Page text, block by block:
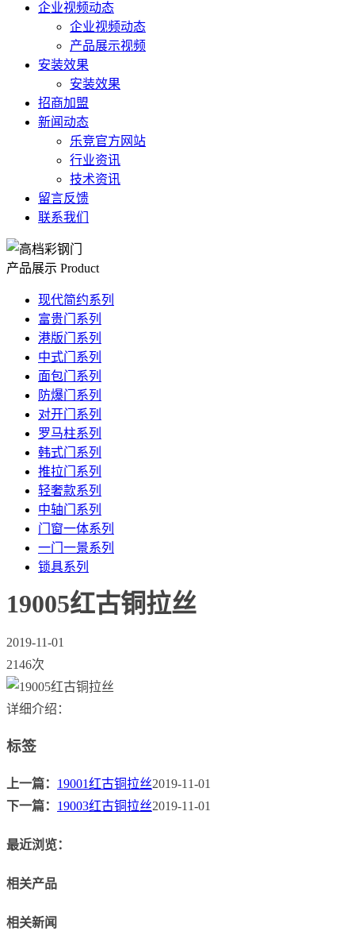
企业视频动态
企业视频动态
产品展示视频
安装效果
安装效果
招商加盟
新闻动态
乐竞官方网站
行业资讯
技术资讯
留言反馈
联系我们
产品展示 Product
现代简约系列
富贵门系列
港版门系列
中式门系列
面包门系列
防爆门系列
对开门系列
罗马柱系列
韩式门系列
推拉门系列
轻奢款系列
中轴门系列
门窗一体系列
一门一景系列
锁具系列
19005红古铜拉丝
2019-11-01
2146次
详细介绍：
标签
上一篇： 19001红古铜拉丝2019-11-01
下一篇： 19003红古铜拉丝2019-11-01
最近浏览：
相关产品
相关新闻